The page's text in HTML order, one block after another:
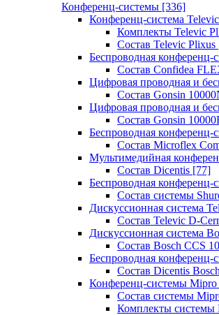
Конференц-системы [336]
Конференц-система
Комплекты Televic
Состав Televic Plixus
Беспроводная
Состав Confidea
Цифровая проводная и
Состав Gonsin
Цифровая проводная и
Состав Gonsin
Беспроводная конференц-
Состав Microflex
Мультимедийная
Состав Dicentis [77]
Беспроводная конференц-
Состав системы
Дискуссионная система
Состав Televic D-
Дискуссионная система
Состав Bosch CCS
Беспроводная конференц-
Состав Dicentis Bosch
Конференц-системы Mipro
Состав системы
Комплекты системы